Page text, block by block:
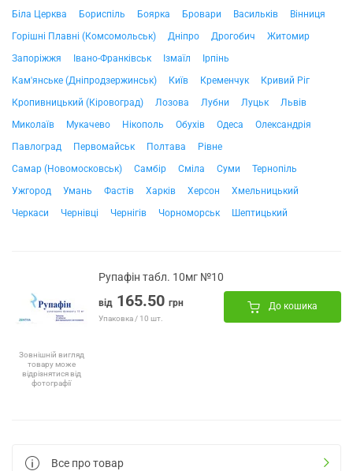
Біла Церква Бориспіль Боярка Бровари Васильків
Вінниця
Горішні Плавні (Комсомольськ)
Дніпро Дрогобич
Житомир
Запоріжжя
Івано-Франківськ Ізмаїл
Ірпінь
Кам'янське (Дніпродзержинськ)
Київ Кременчук
Кривий Ріг
Кропивницький (Кіровоград)
Лозова Лубни Луцьк
Львів
Миколаїв
Мукачево Нікополь Обухів Одеса
Олександрія
Павлоград
Первомайськ Полтава
Рівне
Самар (Новомосковськ)
Самбір Сміла Суми
Тернопіль
Ужгород
Умань Фастів Харків Херсон
Хмельницький
Черкаси
Чернівці Чернігів Чорноморськ Шептицький
Зовнішній вигляд
товару може
відрізнятися від
фотографії
Рупафін табл. 10мг №10
від 165.50 грн
Упаковка / 10 шт.
До кошика
Все про товар